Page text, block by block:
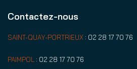
Contactez-nous
SAINT-QUAY-PORTRIEUX : 02 28 17 70 76
PAIMPOL : 02 28 17 70 76